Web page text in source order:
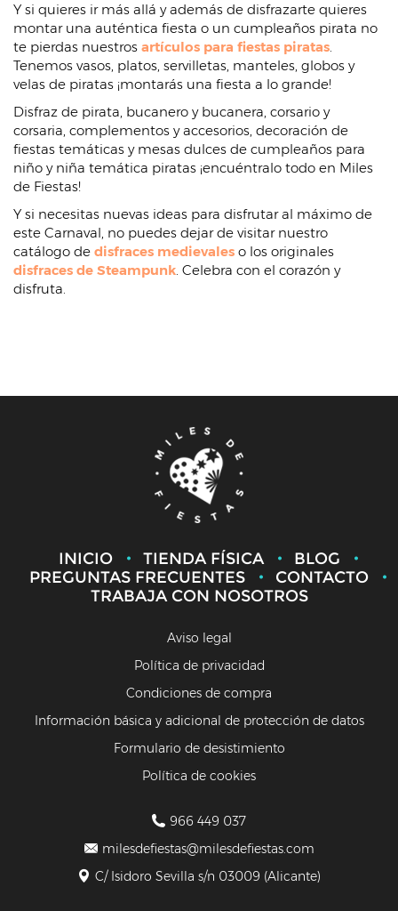
Y si quieres ir más allá y además de disfrazarte quieres
montar una auténtica fiesta o un cumpleaños pirata no
te pierdas nuestros artículos para fiestas piratas.
Tenemos vasos, platos, servilletas, manteles, globos y
velas de piratas ¡montarás una fiesta a lo grande!
Disfraz de pirata, bucanero y bucanera, corsario y
corsaria, complementos y accesorios, decoración de
fiestas temáticas y mesas dulces de cumpleaños para
niño y niña temática piratas ¡encuéntralo todo en Miles
de Fiestas!
Y si necesitas nuevas ideas para disfrutar al máximo de
este Carnaval, no puedes dejar de visitar nuestro
catálogo de disfraces medievales o los originales
disfraces de Steampunk. Celebra con el corazón y
disfruta.
INICIO TIENDA FÍSICA
BLOG
PREGUNTAS FRECUENTES
CONTACTO
TRABAJA CON NOSOTROS
Aviso legal
Política de privacidad
Condiciones de compra
Información básica y adicional de protección de datos
Formulario de desistimiento
Política de cookies
966 449 037
milesdefiestas@milesdefiestas.com
C/ Isidoro Sevilla s/n 03009 (Alicante)